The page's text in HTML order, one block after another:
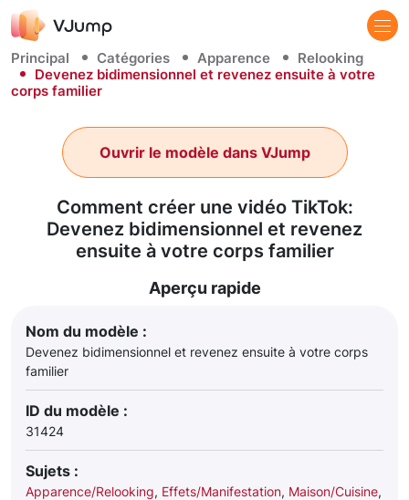
Principal Catégories Apparence
Relooking
Devenez bidimensionnel et revenez ensuite à votre
corps familier
Comment créer une vidéo TikTok:
Devenez bidimensionnel et revenez
ensuite à votre corps familier
Ouvrir le modèle dans VJump
Aperçu rapide
Nom du modèle :
Devenez bidimensionnel et revenez ensuite à votre corps
familier
ID du modèle :
31424
Sujets :
Apparence/Relooking, Effets/Manifestation, Maison/Cuisine,